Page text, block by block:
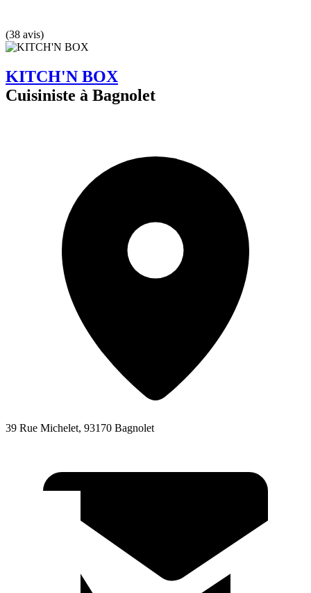
(38 avis)
KITCH'N BOX
Cuisiniste à Bagnolet
39 Rue Michelet, 93170 Bagnolet